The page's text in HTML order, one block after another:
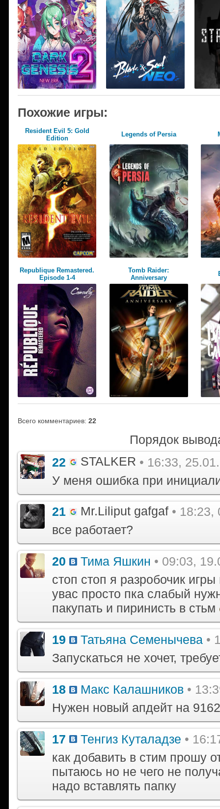
Похожие игры:
Resident Evil 5: Gold
Edition
Legends of Persia
Republique Remastered.
Episode 1-4
Tomb Raider:
Anniversary
Всего комментариев: 22
Порядок
22
STALKER • 16:33,
У меня ошибка при
21 Mr.Liliput gafgaf • 18:23,
все работает?
20 Тима Яшкин • 09:03,
стоп стоп я разробочик
увас просто пка слабый
пакупать и пиринисть в стьм
19 Татьяна Семенычева •
Запускаться не хочет,
18 Макс Калашников •
Нужен новый апдейт на 9162
17 Тенгиз Куталадзе •
как добавить в стим прошу
пытаюсь но не чего не
надо вставлять папку